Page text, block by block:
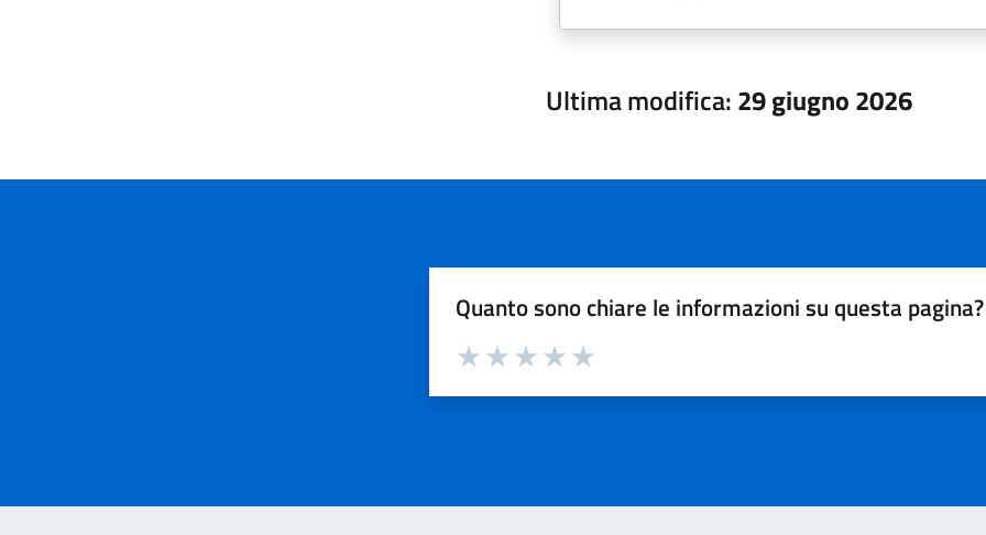
Ultima modifica:29 giugno 2026
Quanto sono chiare le informazioni su questa pagina?